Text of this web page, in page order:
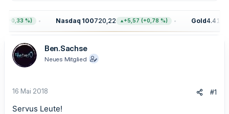
r
a
m
(+0,33 %) Nasdaq 100720,22 +5,57 (+0,78 %) Gold
Ben.Sachse
Neues Mitglied
16 Mai 2018 #1
Servus Leute!